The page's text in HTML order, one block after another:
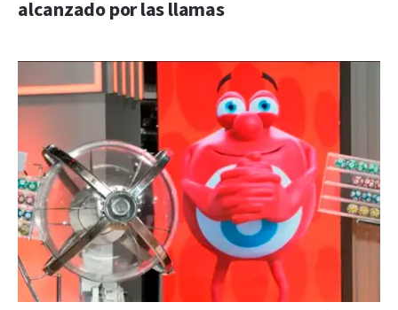
alcanzado por las llamas